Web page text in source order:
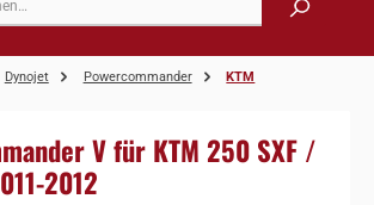
Dynojet Powercommander KTM
V für KTM 250 SXF /
2012